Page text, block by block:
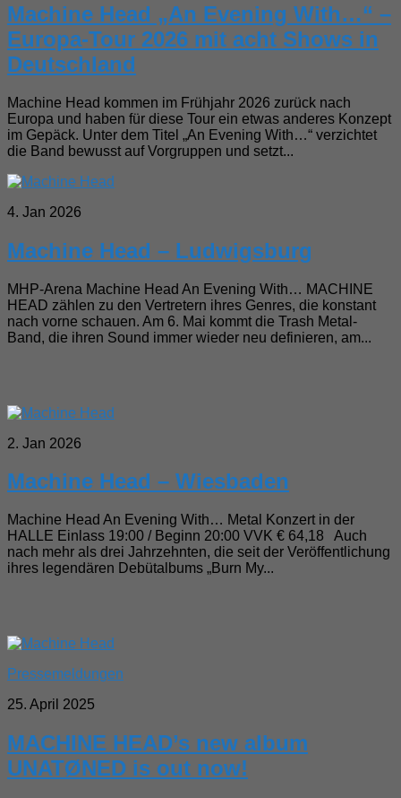
Machine Head „An Evening With…“ –
Europa-Tour 2026 mit acht Shows in
Deutschland
Machine Head kommen im Frühjahr 2026 zurück nach
Europa und haben für diese Tour ein etwas anderes Konzept
im Gepäck. Unter dem Titel „An Evening With…“ verzichtet
die Band bewusst auf Vorgruppen und setzt...
4. Jan 2026
Machine Head – Ludwigsburg
MHP-Arena Machine Head An Evening With… MACHINE
HEAD zählen zu den Vertretern ihres Genres, die konstant
nach vorne schauen. Am 6. Mai kommt die Trash Metal-
Band, die ihren Sound immer wieder neu definieren, am...
2. Jan 2026
Machine Head – Wiesbaden
Machine Head An Evening With… Metal Konzert in der
HALLE Einlass 19:00 / Beginn 20:00 VVK € 64,18 Auch
nach mehr als drei Jahrzehnten, die seit der Veröffentlichung
ihres legendären Debütalbums „Burn My...
Pressemeldungen
25. April 2025
MACHINE HEAD’s new album
UNATØNED is out now!